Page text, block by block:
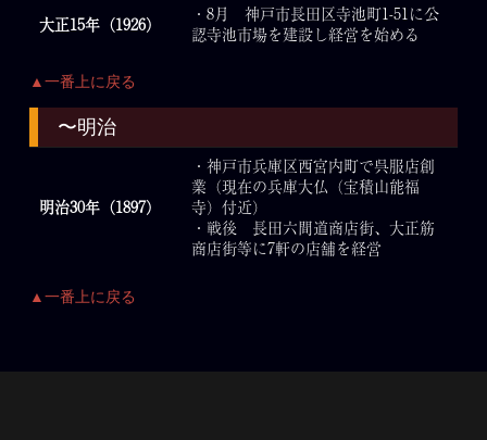
大正15年（1926）
・8月 神戸市長田区寺池町1-51に公
認寺池市場を建設し経営を始める
▲一番上に戻る
〜明治
明治30年（1897）
・神戸市兵庫区西宮内町で呉服店創
業（現在の兵庫大仏（宝積山能福
寺）付近）
・戦後 長田六間道商店街、大正筋
商店街等に7軒の店舗を経営
▲一番上に戻る